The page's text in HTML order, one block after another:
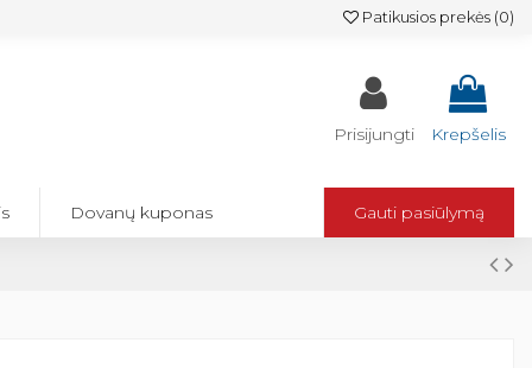
Patikusios prekės (0)
Prisijungti Krepšelis
Dovanų kuponas Gauti pasiūlymą